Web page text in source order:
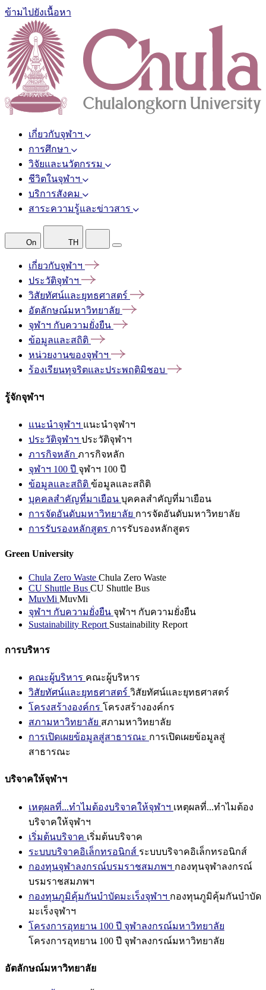
ข้ามไปยังเนื้อหา
เกี่ยวกับจุฬาฯ
การศึกษา
วิจัยและนวัตกรรม
ชีวิตในจุฬาฯ
บริการสังคม
สาระความรู้และข่าวสาร
On TH
เกี่ยวกับจุฬาฯ
ประวัติจุฬาฯ
วิสัยทัศน์และยุทธศาสตร์
อัตลักษณ์มหาวิทยาลัย
จุฬาฯ กับความยั่งยืน
ข้อมูลและสถิติ
หน่วยงานของจุฬาฯ
ร้องเรียนทุจริตและประพฤติมิชอบ
รู้จักจุฬาฯ
แนะนำจุฬาฯ แนะนำจุฬาฯ
ประวัติจุฬาฯ ประวัติจุฬาฯ
ภารกิจหลัก ภารกิจหลัก
จุฬาฯ 100 ปี จุฬาฯ 100 ปี
ข้อมูลและสถิติ ข้อมูลและสถิติ
บุคคลสำคัญที่มาเยือน บุคคลสำคัญที่มาเยือน
การจัดอันดับมหาวิทยาลัย การจัดอันดับมหาวิทยาลัย
การรับรองหลักสูตร การรับรองหลักสูตร
Green University
Chula Zero Waste Chula Zero Waste
CU Shuttle Bus CU Shuttle Bus
MuvMi MuvMi
จุฬาฯ กับความยั่งยืน จุฬาฯ กับความยั่งยืน
Sustainability Report Sustainability Report
การบริหาร
คณะผู้บริหาร คณะผู้บริหาร
วิสัยทัศน์และยุทธศาสตร์ วิสัยทัศน์และยุทธศาสตร์
โครงสร้างองค์กร โครงสร้างองค์กร
สภามหาวิทยาลัย สภามหาวิทยาลัย
การเปิดเผยข้อมูลสู่สาธารณะ การเปิดเผยข้อมูลสู่
สาธารณะ
บริจาคให้จุฬาฯ
เหตุผลที่...ทำไมต้องบริจาคให้จุฬาฯ เหตุผลที่...ทำไมต้อง
บริจาคให้จุฬาฯ
เริ่มต้นบริจาค เริ่มต้นบริจาค
ระบบบริจาคอิเล็กทรอนิกส์ ระบบบริจาคอิเล็กทรอนิกส์
กองทุนจุฬาลงกรณ์บรมราชสมภพฯ กองทุนจุฬาลงกรณ์
บรมราชสมภพฯ
กองทุนภูมิคุ้มกันบำบัดมะเร็งจุฬาฯ กองทุนภูมิคุ้มกันบำบัด
มะเร็งจุฬาฯ
โครงการอุทยาน 100 ปี จุฬาลงกรณ์มหาวิทยาลัย
โครงการอุทยาน 100 ปี จุฬาลงกรณ์มหาวิทยาลัย
อัตลักษณ์มหาวิทยาลัย